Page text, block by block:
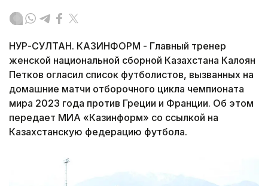
НУР-СУЛТАН. КАЗИНФОРМ - Главный тренер
женской национальной сборной Казахстана Калоян
Петков огласил список футболистов, вызванных на
домашние матчи отборочного цикла чемпионата
мира 2023 года против Греции и Франции. Об этом
передает МИА «Казинформ» со ссылкой на
Казахстанскую федерацию футбола.